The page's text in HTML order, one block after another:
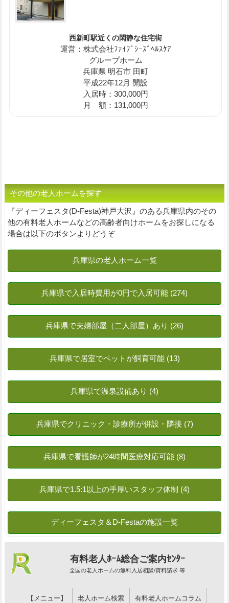
西新町駅近くの閑静な住宅街
運営：株式会社ﾌｧｲﾌﾞｼｰｽﾞﾍﾙｽｹｱ
グループホーム
兵庫県 明石市 田町
平成22年12月 開設
入居時：300,000円
月 額：131,000円
その他の老人ホームを探す
『ディーフェスタ(D-Festa)神戸大沢』のある兵庫県内のその
他の有料老人ホームなどの高齢者向けホームをお探しになる
場合は以下のボタンよりどうぞ
有料老人ﾎｰﾑ総合ご案内ｾﾝﾀｰ
全国の老人ホームの無料入居相談/資料請求 等
【メニュー】 老人ホーム検索 有料老人ホームコラム